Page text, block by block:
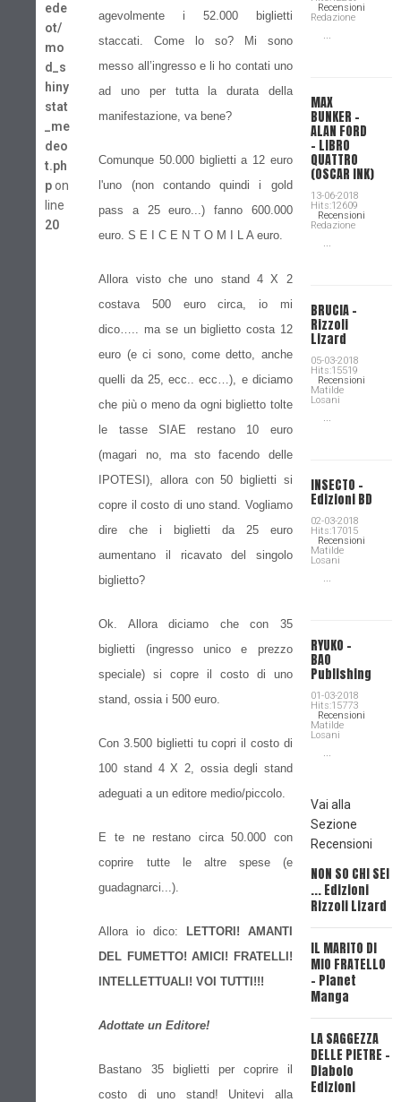
agevolmente i 52.000 biglietti
staccati. Come lo so? Mi sono
messo all’ingresso e li ho contati uno
ad uno per tutta la durata della
manifestazione, va bene?
Comunque 50.000 biglietti a 12 euro
l'uno (non contando quindi i gold
pass a 25 euro...) fanno 600.000
euro. S E I C E N T O M I L A euro.
Allora visto che uno stand 4 X 2
costava 500 euro circa, io mi
dico….. ma se un biglietto costa 12
euro (e ci sono, come detto, anche
quelli da 25, ecc.. ecc…), e diciamo
che più o meno da ogni biglietto tolte
le tasse SIAE restano 10 euro
(magari no, ma sto facendo delle
IPOTESI), allora con 50 biglietti si
copre il costo di uno stand. Vogliamo
dire che i biglietti da 25 euro
aumentano il ricavato del singolo
biglietto?
Ok. Allora diciamo che con 35
biglietti (ingresso unico e prezzo
speciale) si copre il costo di uno
stand, ossia i 500 euro.
Con 3.500 biglietti tu copri il costo di
100 stand 4 X 2, ossia degli stand
adeguati a un editore medio/piccolo.
E te ne restano circa 50.000 con
coprire tutte le altre spese (e
guadagnarci...).
Allora io dico:
LETTORI! AMANTI
DEL FUMETTO! AMICI! FRATELLI!
INTELLETTUALI! VOI TUTTI!!!
Adottate un Editore!
Bastano 35 biglietti per coprire il
costo di uno stand! Unitevi alla
Recensioni
Redazione
...
MAX
BUNKER –
ALAN FORD
– LIBRO
QUATTRO
(OSCAR INK)
13-06-2018
Hits:12609
Recensioni
Redazione
...
BRUCIA -
Rizzoli
Lizard
05-03-2018
Hits:15519
Recensioni
Matilde
Losani
...
INSECTO -
Edizioni BD
02-03-2018
Hits:17015
Recensioni
Matilde
Losani
...
RYUKO -
BAO
Publishing
01-03-2018
Hits:15773
Recensioni
Matilde
Losani
...
Vai alla
Sezione
Recensioni
NON SO CHI SEI
... Edizioni
Rizzoli Lizard
IL MARITO DI
MIO FRATELLO
- Planet
Manga
LA SAGGEZZA
DELLE PIETRE -
Diabolo
Edizioni
ede
ot/
mo
d_s
hiny
stat
_me
deo
t.ph
pon
line
20